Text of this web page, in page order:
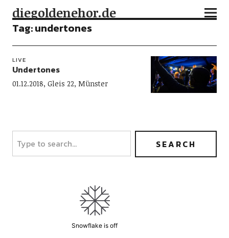
diegoldenehor.de
Tag:undertones
LIVE
Undertones
01.12.2018, Gleis 22, Münster